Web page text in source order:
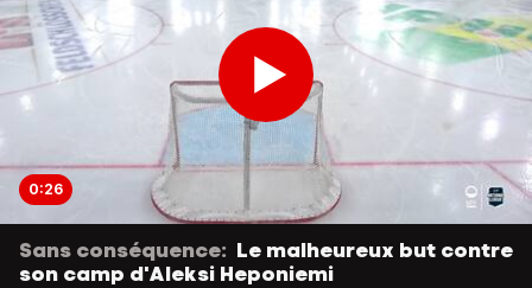
0:26
Sans conséquence: Le malheureux but contre
son camp d'Aleksi Heponiemi